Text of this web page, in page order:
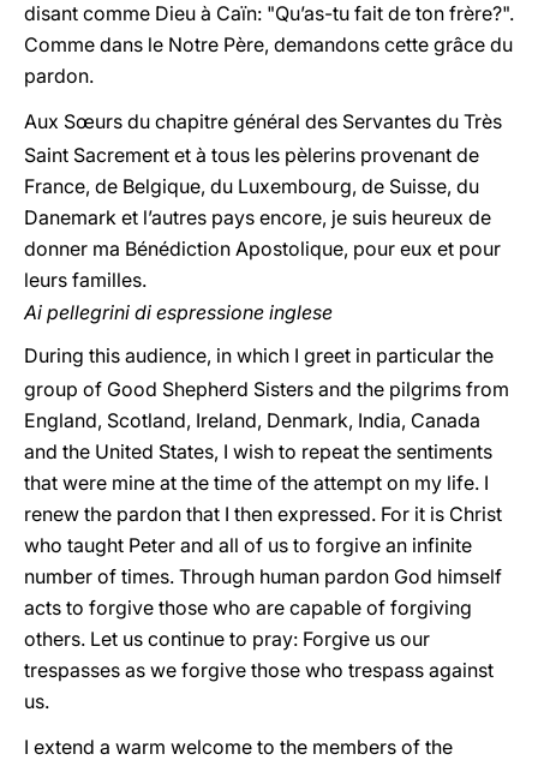
disant comme Dieu à Caïn: "Qu’as-tu fait de ton frère?".
Comme dans le Notre Père, demandons cette grâce du
pardon.
Aux Sœurs du chapitre général des Servantes du Très
Saint Sacrement et à tous les pèlerins provenant de
France, de Belgique, du Luxembourg, de Suisse, du
Danemark et l’autres pays encore, je suis heureux de
donner ma Bénédiction Apostolique, pour eux et pour
leurs familles.
Ai pellegrini di espressione inglese
During this audience, in which I greet in particular the
group of Good Shepherd Sisters and the pilgrims from
England, Scotland, Ireland, Denmark, India, Canada
and the United States, I wish to repeat the sentiments
that were mine at the time of the attempt on my life. I
renew the pardon that I then expressed. For it is Christ
who taught Peter and all of us to forgive an infinite
number of times. Through human pardon God himself
acts to forgive those who are capable of forgiving
others. Let us continue to pray: Forgive us our
trespasses as we forgive those who trespass against
us.
I extend a warm welcome to the members of the